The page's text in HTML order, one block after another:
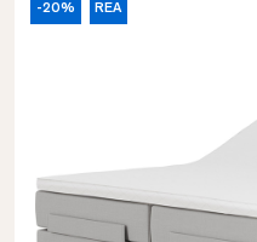
-20% REA